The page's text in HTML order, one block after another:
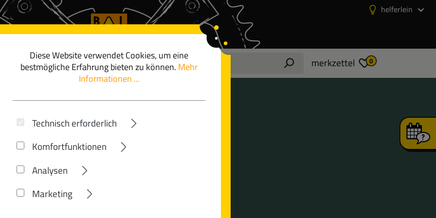
helferlein
angebote merkzettel 0
Diese Website verwendet Cookies, um eine
bestmögliche Erfahrung bieten zu können. Mehr
Informationen ...
Technisch erforderlich
Komfortfunktionen
Analysen
Marketing